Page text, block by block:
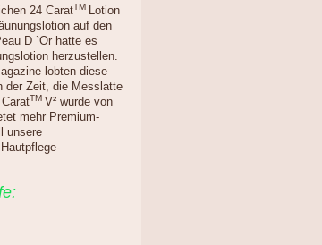
24 CaratTM
Lotion
auf den
D `Or hatte es
herzustellen.
lobten diese
der Zeit, die Messlatte
TM V² wurde von
mehr Premium-
unsere